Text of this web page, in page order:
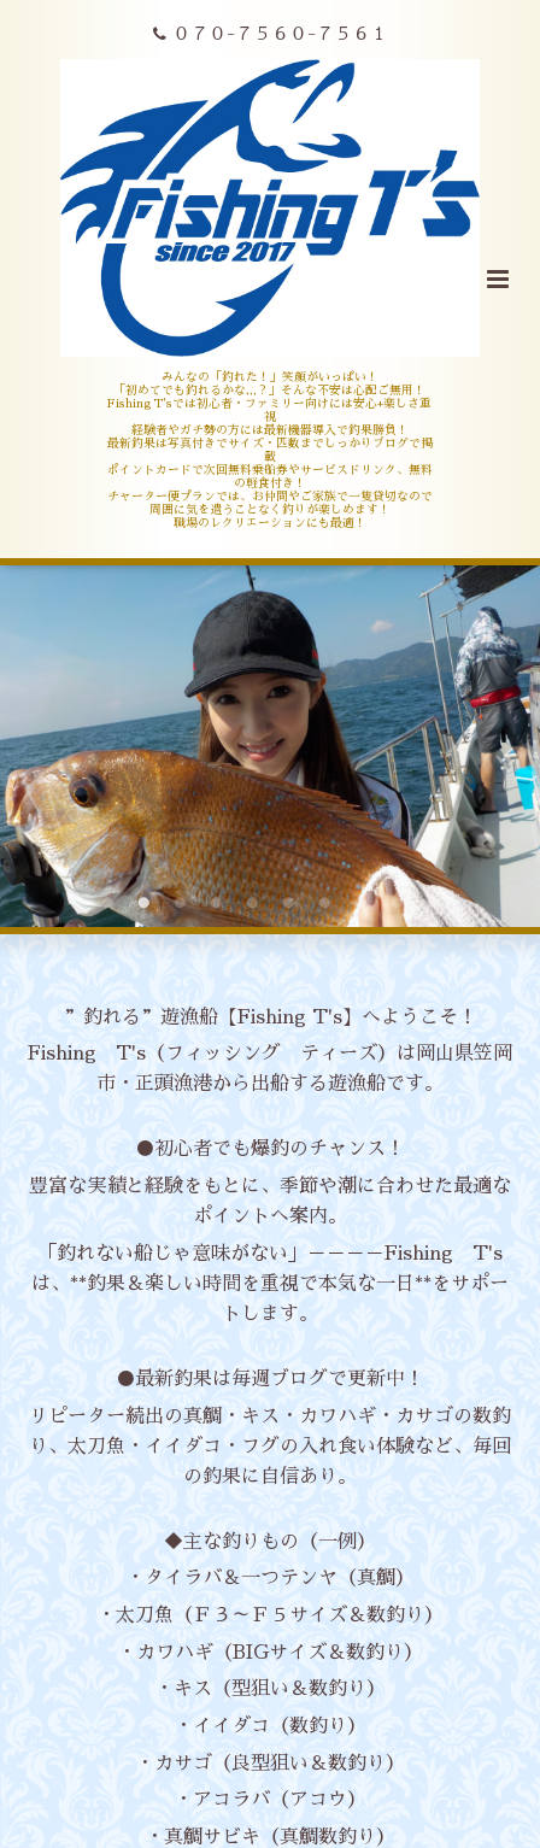
０７０-７５６０-７５６１
みんなの「釣れた！」笑顔がいっぱい！
「初めてでも釣れるかな,,,？」そんな不安は心配ご無用！
Fishing T'sでは初心者・ファミリー向けには安心+楽しさ重
視
経験者やガチ勢の方には最新機器導入で釣果勝負！
最新釣果は写真付きでサイズ・匹数までしっかりブログで掲
載
ポイントカードで次回無料乗船券やサービスドリンク、無料
の軽食付き！
チャーター便プランでは、お仲間やご家族で一隻貸切なので
周囲に気を遣うことなく釣りが楽しめます！
職場のレクリエーションにも最適！
”釣れる”遊漁船【Fishing T's】へようこそ！
Fishing T's（フィッシング ティーズ）は岡山県笠岡
市・正頭漁港から出船する遊漁船です。
●初心者でも爆釣のチャンス！
豊富な実績と経験をもとに、季節や潮に合わせた最適な
ポイントへ案内。
「釣れない船じゃ意味がない」－－－－Fishing T's
は、**釣果＆楽しい時間を重視で本気な一日**をサポー
トします。
●最新釣果は毎週ブログで更新中！
リピーター続出の真鯛・キス・カワハギ・カサゴの数釣
り、太刀魚・イイダコ・フグの入れ食い体験など、毎回
の釣果に自信あり。
◆主な釣りもの（一例）
・タイラバ＆一つテンヤ（真鯛）
・太刀魚（Ｆ３～Ｆ５サイズ＆数釣り）
・カワハギ（BIGサイズ＆数釣り）
・キス（型狙い＆数釣り）
・イイダコ（数釣り）
・カサゴ（良型狙い＆数釣り）
・アコラバ（アコウ）
・真鯛サビキ（真鯛数釣り）